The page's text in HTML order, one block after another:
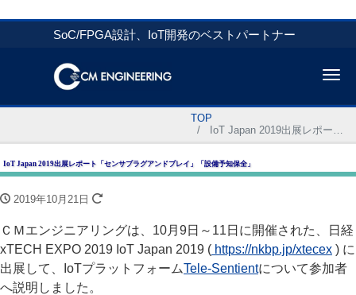
SoC/FPGA設計、IoT開発のベストパートナー
TOP
IoT Japan 2019出展レポート「センサプラグアンドプレイ」「設備予知保全」
IoT Japan 2019出展レポート「センサプラグアンドプレイ」「設備予知保全」
2019年10月21日
ＣＭエンジニアリングは、10月9日～11日に開催された、日経
xTECH EXPO 2019 IoT Japan 2019 ( https://nkbp.jp/xtecex ) に
出展して、IoTプラットフォームTele-Sentientについて参加者
へ説明しました。